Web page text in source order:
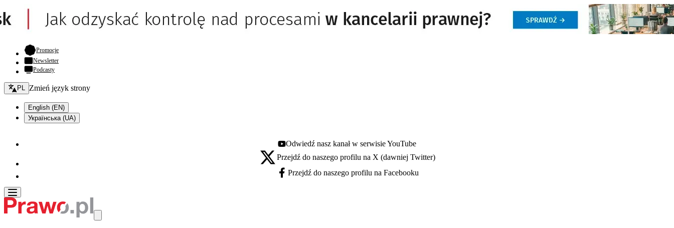
Promocje- otwiera się w nowej karcie
Newsletter
Podcasty
Zmień język - bieżący:
PL Zmień język strony
English (EN)
Українська (UA)
Youtube - otwiera się w nowej karcie
Odwiedź nasz kanał w serwisie YouTube
X - otwiera się w nowej karcie
Przejdź do naszego profilu na X (dawniej Twitter)
Facebook - otwiera się w nowej karcie
Przejdź do naszego profilu na Facebooku